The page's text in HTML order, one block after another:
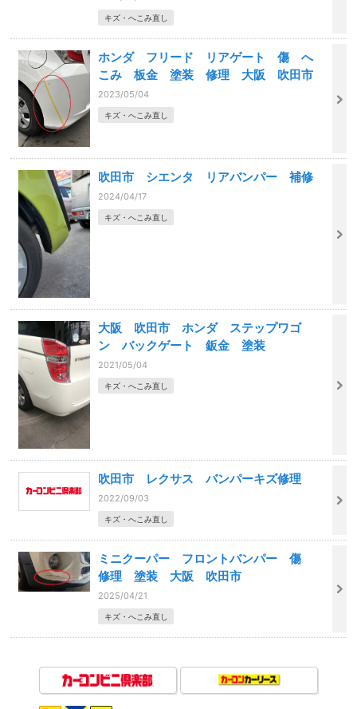
キズ・へこみ直し
ホンダ フリード リアゲート 傷 へ
こみ 板金 塗装 修理 大阪 吹田市
2023/05/04
キズ・へこみ直し
吹田市 シエンタ リアバンパー 補修
2024/04/17
キズ・へこみ直し
大阪 吹田市 ホンダ ステップワゴ
ン バックゲート 鈑金 塗装
2021/05/04
キズ・へこみ直し
吹田市 レクサス バンパーキズ修理
2022/09/03
キズ・へこみ直し
ミニクーパー フロントバンパー 傷
修理 塗装 大阪 吹田市
2025/04/21
キズ・へこみ直し